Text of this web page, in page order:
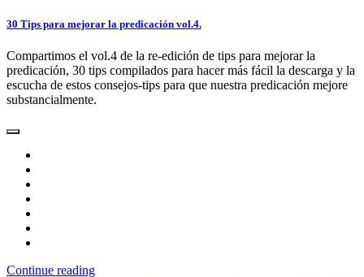
30 Tips para mejorar la predicación vol.4.
Compartimos el vol.4 de la re-edición de tips para mejorar la
predicación, 30 tips compilados para hacer más fácil la descarga y la
escucha de estos consejos-tips para que nuestra predicación mejore
substancialmente.
Continue reading